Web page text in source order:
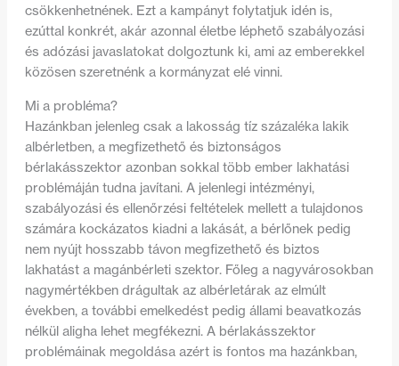
csökkenhetnének. Ezt a kampányt folytatjuk idén is,
ezúttal konkrét, akár azonnal életbe léphető szabályozási
és adózási javaslatokat dolgoztunk ki, ami az emberekkel
közösen szeretnénk a kormányzat elé vinni.
Mi a probléma?
Hazánkban jelenleg csak a lakosság tíz százaléka lakik
albérletben, a megfizethető és biztonságos
bérlakásszektor azonban sokkal több ember lakhatási
problémáján tudna javítani. A jelenlegi intézményi,
szabályozási és ellenőrzési feltételek mellett a tulajdonos
számára kockázatos kiadni a lakását, a bérlőnek pedig
nem nyújt hosszabb távon megfizethető és biztos
lakhatást a magánbérleti szektor. Főleg a nagyvárosokban
nagymértékben drágultak az albérletárak az elmúlt
években, a további emelkedést pedig állami beavatkozás
nélkül aligha lehet megfékezni. A bérlakásszektor
problémáinak megoldása azért is fontos ma hazánkban,